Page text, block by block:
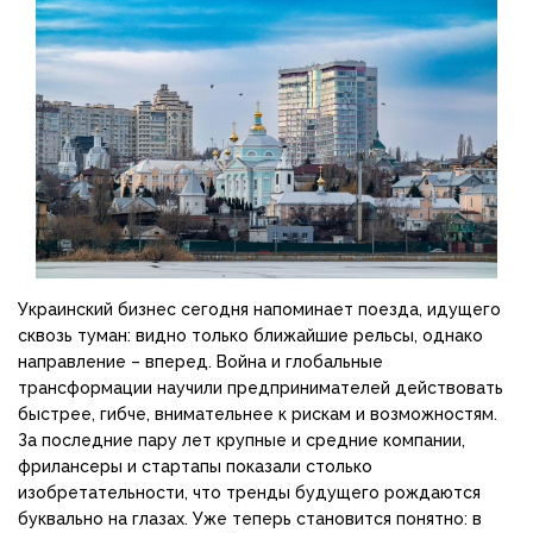
Украинский бизнес сегодня напоминает поезда, идущего
сквозь туман: видно только ближайшие рельсы, однако
направление – вперед. Война и глобальные
трансформации научили предпринимателей действовать
быстрее, гибче, внимательнее к рискам и возможностям.
За последние пару лет крупные и средние компании,
фрилансеры и стартапы показали столько
изобретательности, что тренды будущего рождаются
буквально на глазах. Уже теперь становится понятно: в